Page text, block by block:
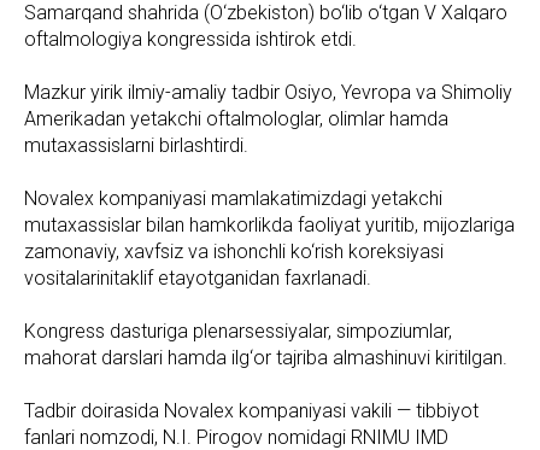
Samarqand shahrida (O‘zbekiston) bo‘lib o‘tgan V Xalqaro
oftalmologiya kongressida ishtirok etdi.
Mazkur yirik ilmiy-amaliy tadbir Osiyo, Yevropa va Shimoliy
Amerikadan yetakchi oftalmologlar, olimlar hamda
mutaxassislarni birlashtirdi.
Novalex kompaniyasi mamlakatimizdagi yetakchi
mutaxassislar bilan hamkorlikda faoliyat yuritib, mijozlariga
zamonaviy, xavfsiz va ishonchli ko‘rish koreksiyasi
vositalarinitaklif etayotganidan faxrlanadi.
Kongress dasturiga plenarsessiyalar, simpoziumlar,
mahorat darslari hamda ilg‘or tajriba almashinuvi kiritilgan.
Tadbir doirasida Novalex kompaniyasi vakili — tibbiyot
fanlari nomzodi, N.I. Pirogov nomidagi RNIMU IMD